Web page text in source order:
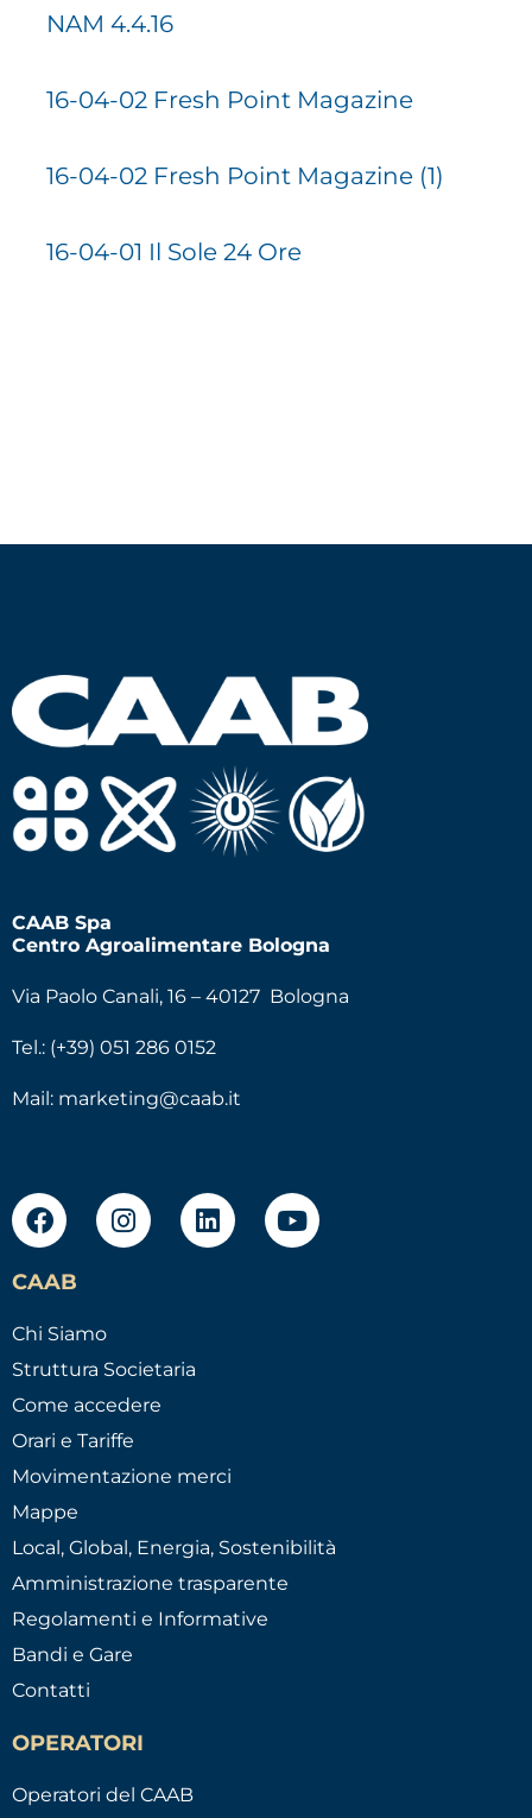
NAM 4.4.16
16-04-02 Fresh Point Magazine
16-04-02 Fresh Point Magazine (1)
16-04-01 Il Sole 24 Ore
CAAB Spa
Centro Agroalimentare Bologna
Via Paolo Canali, 16 – 40127 Bologna
Tel.: (+39) 051 286 0152
Mail: marketing@caab.it
CAAB
Chi Siamo
Struttura Societaria
Come accedere
Orari e Tariffe
Movimentazione merci
Mappe
Local, Global, Energia, Sostenibilità
Amministrazione trasparente
Regolamenti e Informative
Bandi e Gare
Contatti
OPERATORI
Operatori del CAAB